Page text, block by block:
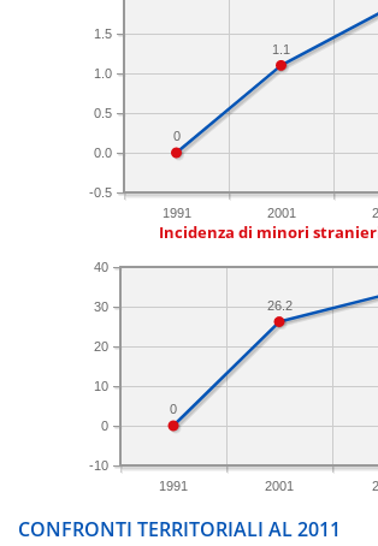
1991 2001
-0.5
0.0
0.5
1.0
1.5
1.1
0
Incidenza di minori
1991 2001
-10
0
10
20
30
40
26.2
0
CONFRONTI TERRITORIALI AL 2011